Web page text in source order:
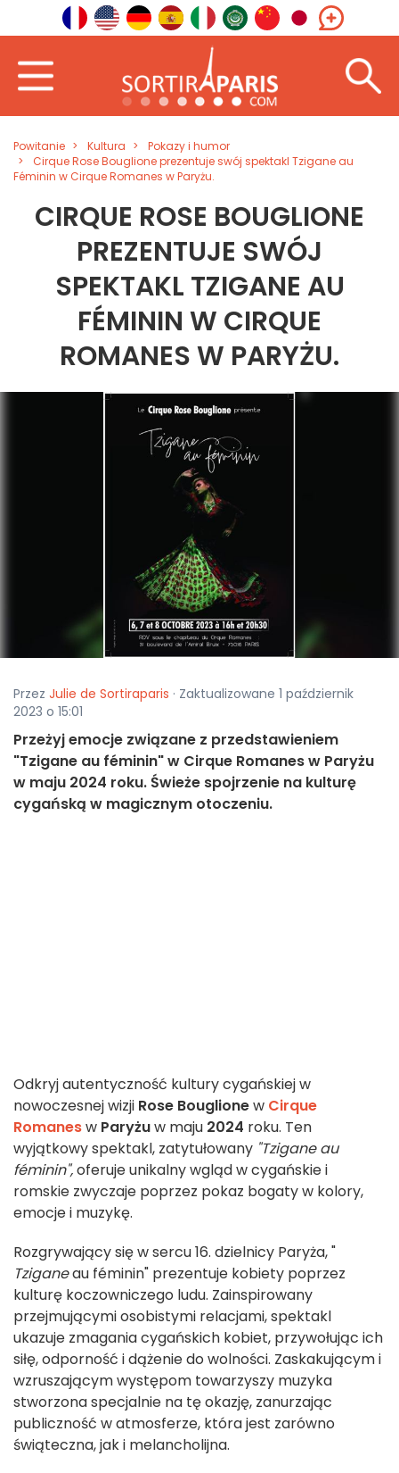
Powitanie Kultura
Pokazy i humor
Cirque Rose Bouglione prezentuje swój spektakl Tzigane au
Féminin w Cirque Romanes w Paryżu.
CIRQUE ROSE BOUGLIONE
PREZENTUJE SWÓJ
SPEKTAKL TZIGANE AU
FÉMININ W CIRQUE
ROMANES W PARYŻU.
Przez Julie de Sortiraparis · Zaktualizowane 1 październik
2023 o 15:01
Przeżyj emocje związane z przedstawieniem
"Tzigane au féminin" w Cirque Romanes w Paryżu
w maju 2024 roku. Świeże spojrzenie na kulturę
cygańską w magicznym otoczeniu.
Odkryj autentyczność kultury cygańskiej w
nowoczesnej wizji Rose Bouglionew Cirque
Romanesw Paryżuw maju 2024 roku. Ten
wyjątkowy spektakl, zatytułowany "Tzigane au
féminin",oferuje unikalny wgląd w cygańskie i
romskie zwyczaje poprzez pokaz bogaty w kolory,
emocje i muzykę.
Rozgrywający się w sercu 16. dzielnicy Paryża, "
Tziganeau féminin" prezentuje kobiety poprzez
kulturę koczowniczego ludu. Zainspirowany
przejmującymi osobistymi relacjami, spektakl
ukazuje zmagania cygańskich kobiet, przywołując ich
siłę, odporność i dążenie do wolności. Zaskakującym i
wzruszającym występom towarzyszy muzyka
stworzona specjalnie na tę okazję, zanurzając
publiczność w atmosferze, która jest zarówno
świąteczna, jak i melancholijna.